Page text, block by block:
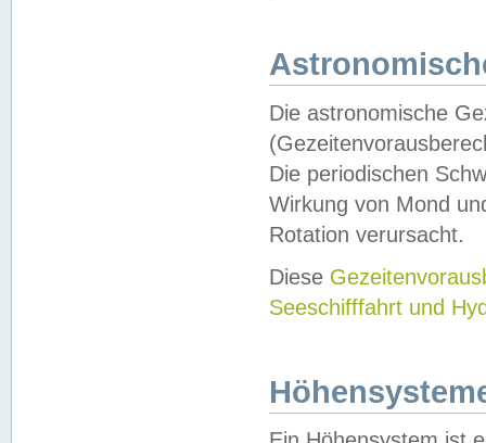
Die astronomische
Die periodischen
Wirkung von Mond
Rotation verursacht.
Diese
Seeschifffahrt und